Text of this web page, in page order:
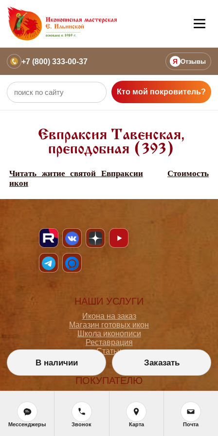
+7 (800) 333-00-37 Я Отзывы
Кто мой покровитель?
Евпраксия Тавенская,
преподобная (393)
Читать житие святой Евпраксии
Стоимость
икон
НАШИ УСЛУГИ
Икона на заказ
Магазин готовых икон
Школа иконописи
Реставрация
Статьи
ПОКУПАТЕЛЮ
Как сделать заказ
Доставка и оплата
Политика конфиденциальности
В наличии Заказать
Мессенджеры Звонок Карта Почта